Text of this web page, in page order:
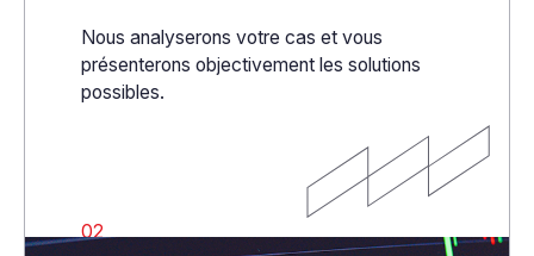
Nous analyserons votre cas et vous
présenterons objectivement les solutions
possibles.
02